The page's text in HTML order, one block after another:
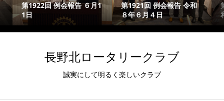
第1922回 例会報告 ６月1
1日
第1921回 例会報告 令和
８年６月４日
長野北ロータリークラブ
誠実にして明るく楽しいクラブ